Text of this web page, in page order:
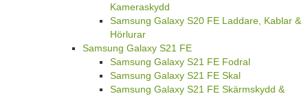
Kameraskydd
Samsung Galaxy S20 FE Laddare, Kablar &
Hörlurar
Samsung Galaxy S21 FE
Samsung Galaxy S21 FE Fodral
Samsung Galaxy S21 FE Skal
Samsung Galaxy S21 FE Skärmskydd &